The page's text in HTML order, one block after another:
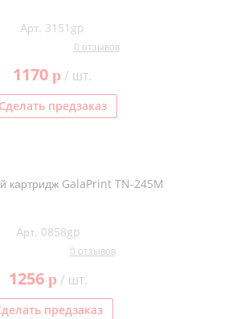
Арт. 3151gp
0 отзывов
1170 p/ шт.
Сделать предзаказ
картридж GalaPrint TN-245M
Арт. 0858gp
0 отзывов
1256 p/ шт.
предзаказ